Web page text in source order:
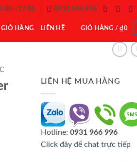
- 17:00 0931 966 996
GIỎ HÀNG LIÊN HỆ GIỎ HÀNG /₫0
LIÊN HỆ MUA HÀNG
Hotline: 0931 966 996
Click đây để chat trực tiếp